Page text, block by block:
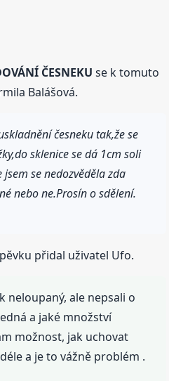
ČESNEKU se k tomuto
Balášová.
česneku tak,že se
sklenice se dá 1cm soli
se nedozvěděla zda
nebo ne.Prosín o sdělení.
přidal uživatel Ufo.
neloupaný, ale nepsali o
a jaké množství
možnost, jak uchovat
a je to vážně problém .